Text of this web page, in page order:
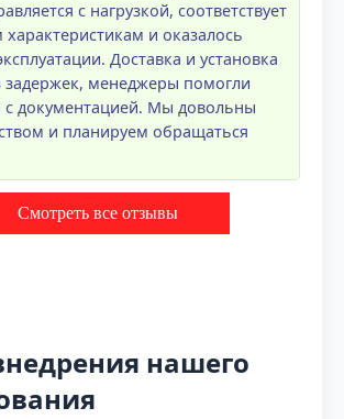
с нагрузкой, соответствует
и оказалось
Доставка и установка
менеджеры помогли
с документацией. Мы довольны
и планируем обращаться
Смотреть все отзывы
нашего